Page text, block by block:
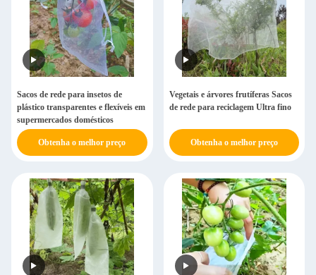
Sacos de rede para insetos de
plástico transparentes e flexíveis em
supermercados domésticos
Obtenha o melhor preço
Vegetais e árvores frutíferas Sacos
de rede para reciclagem Ultra fino
Obtenha o melhor preço